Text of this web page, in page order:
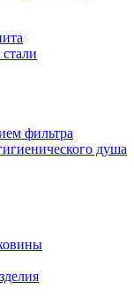
фильтра
душа